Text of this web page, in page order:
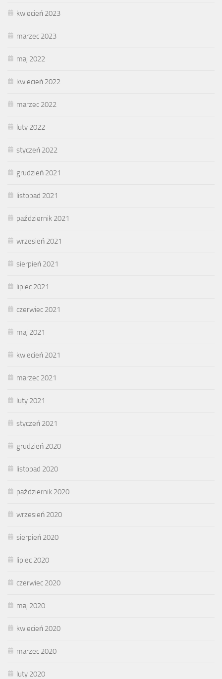
kwiecień 2023
marzec 2023
maj 2022
kwiecień 2022
marzec 2022
luty 2022
styczeń 2022
grudzień 2021
listopad 2021
październik 2021
wrzesień 2021
sierpień 2021
lipiec 2021
czerwiec 2021
maj 2021
kwiecień 2021
marzec 2021
luty 2021
styczeń 2021
grudzień 2020
listopad 2020
październik 2020
wrzesień 2020
sierpień 2020
lipiec 2020
czerwiec 2020
maj 2020
kwiecień 2020
marzec 2020
luty 2020